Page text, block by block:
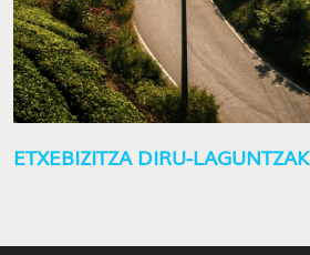
ETXEBIZITZA DIRU-LAGUNTZAK